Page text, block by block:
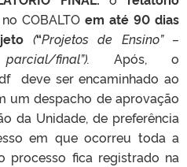
COBALTO em até 90 dias
(“Projetos de Ensino” –
final”). Após, o
deve ser encaminhado ao
um despacho de aprovação
da Unidade, de preferência
em que ocorreu toda a
processo fica registrado na